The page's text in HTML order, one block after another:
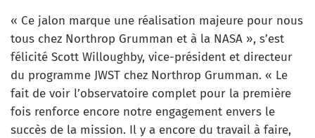
« Ce jalon marque une réalisation majeure pour nous
tous chez Northrop Grumman et à la NASA », s’est
félicité Scott Willoughby, vice-président et directeur
du programme JWST chez Northrop Grumman. « Le
fait de voir l’observatoire complet pour la première
fois renforce encore notre engagement envers le
succès de la mission. Il y a encore du travail à faire,